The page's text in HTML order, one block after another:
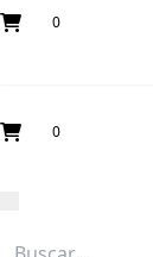
0
0